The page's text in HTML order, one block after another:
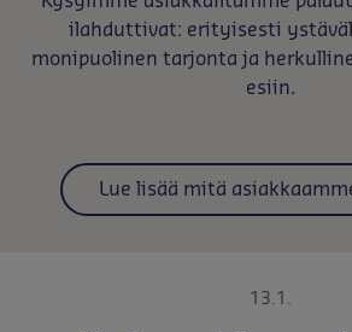
ilahduttivat: erityisesti
monipuolinen tarjonta ja
esiin.
Lue lisää mitä
13.1.